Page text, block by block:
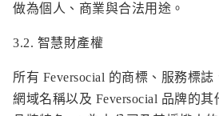
做為個人、商業與合法用途。
3.2. 智慧財產權
所有 Feversocial 的商標、服務標誌
網域名稱以及 Feversocial 品牌的其